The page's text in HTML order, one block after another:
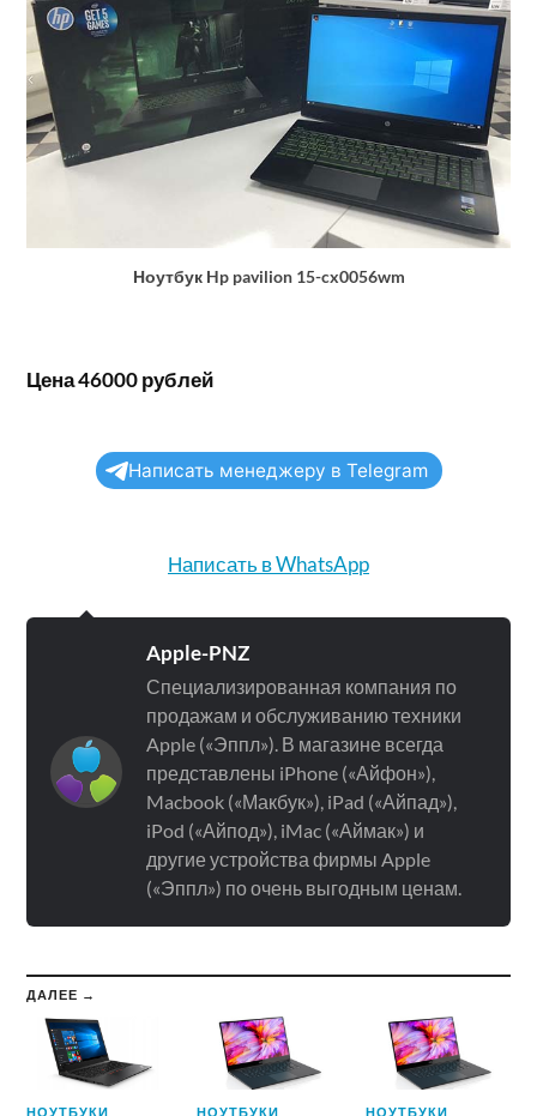
Ноутбук Hp pavilion 15-cx0056wm
Цена 46000 рублей
Написать менеджеру в Telegram
Написать в WhatsApp
Apple-PNZ
Специализированная компания по
продажам и обслуживанию техники
Apple («Эппл»). В магазине всегда
представлены iPhone («Айфон»),
Macbook («Макбук»), iPad («Айпад»),
iPod («Айпод»), iMac («Аймак») и
другие устройства фирмы Apple
(«Эппл») по очень выгодным ценам.
ДАЛЕЕ →
НОУТБУКИ НОУТБУКИ НОУТБУКИ